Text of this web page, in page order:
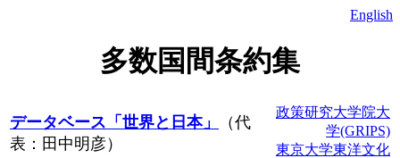
English
多数国間条約集
データベース「世界と日本」
（代
表：田中明彦）
政策研究大学院大
学(GRIPS)
東京大学東洋文化